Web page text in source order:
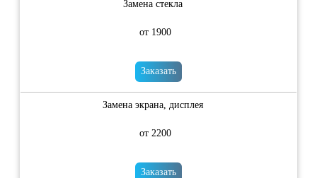
Замена стекла
от 1900
Заказать
Замена экрана, дисплея
от 2200
Заказать